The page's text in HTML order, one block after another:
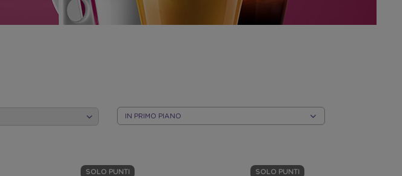
SOLO PUNTI SOLO PUNTI